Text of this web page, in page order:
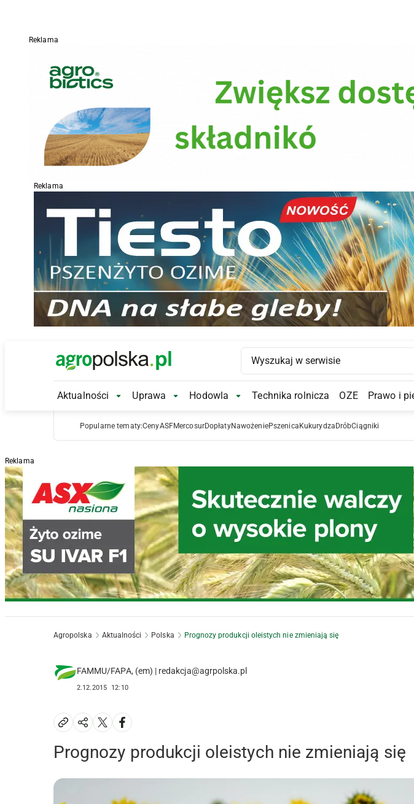
Reklama
Reklama
Main Logo
Main
Aktualności Aktualności Submenu
Uprawa Uprawa Submenu
Hodowla Hodowla Submenu
Technika rolnicza OZE Prawo i
Popularne tematy:CenyASFMercosurDopłatyNawożeniePszenica Kukurydza DróbCiągniki
Reklama
Agropolska Aktualności Polska Prognozy produkcji oleistych nie zmieniają się
FAMMU/FAPA, (em) | redakcja@agrpolska.pl
2.12.2015 12:10
Prognozy produkcji oleistych nie zmieniają się